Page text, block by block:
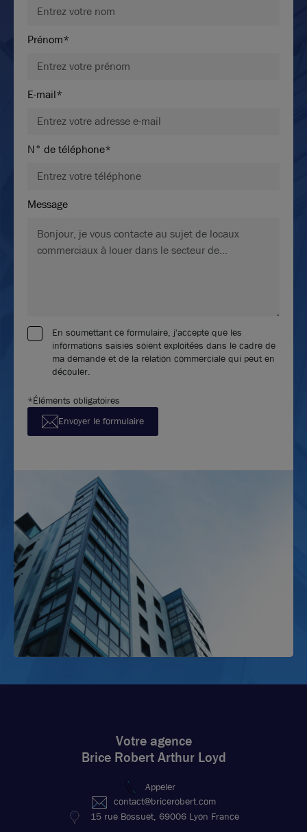
Prénom*
E-mail*
N° de téléphone*
Message
En soumettant ce formulaire, j'accepte que les
informations saisies soient exploitées dans le cadre de
ma demande et de la relation commerciale qui peut en
découler.
*Éléments obligatoires
Envoyer le formulaire
Votre agence
Brice Robert Arthur Loyd
Appeler
contact@bricerobert.com
15 rue Bossuet, 69006 Lyon France